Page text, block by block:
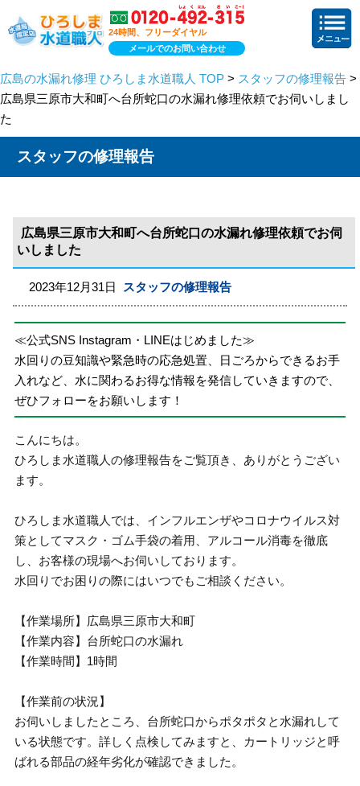
24時間、フリーダイヤル
メールでのお問い合わせ
広島の水漏れ修理 ひろしま水道職人 TOP > スタッフの修理報告 >
広島県三原市大和町へ台所蛇口の水漏れ修理依頼でお伺いしまし
た
スタッフの修理報告
広島県三原市大和町へ台所蛇口の水漏れ修理依頼でお伺
いしました
2023年12月31日 スタッフの修理報告
≪公式SNS Instagram・LINEはじめました≫
水回りの豆知識や緊急時の応急処置、日ごろからできるお手
入れなど、水に関わるお得な情報を発信していきますので、
ぜひフォローをお願いします！
こんにちは。
ひろしま水道職人の修理報告をご覧頂き、ありがとうござい
ます。
ひろしま水道職人では、インフルエンザやコロナウイルス対
策としてマスク・ゴム手袋の着用、アルコール消毒を徹底
し、お客様の現場へお伺いしております。
水回りでお困りの際にはいつでもご相談ください。
【作業場所】広島県三原市大和町
【作業内容】台所蛇口の水漏れ
【作業時間】1時間
【作業前の状況】
お伺いしましたところ、台所蛇口からポタポタと水漏れして
いる状態です。詳しく点検してみますと、カートリッジと呼
ばれる部品の経年劣化が確認できました。